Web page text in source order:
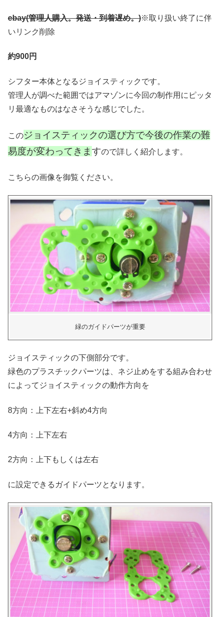
ebay(管理人購入。発送・到着遅め。)※取り扱い終了に伴
いリンク削除
約900円
シフター本体となるジョイスティックです。
管理人が調べた範囲ではアマゾンに今回の制作用にピッタ
リ最適なものはなさそうな感じでした。
このジョイスティックの選び方で今後の作業の難
易度が変わってきますので詳しく紹介します。
こちらの画像を御覧ください。
緑のガイドパーツが重要
ジョイスティックの下側部分です。
緑色のプラスチックパーツは、ネジ止めをする組み合わせ
によってジョイスティックの動作方向を
8方向：上下左右+斜め4方向
4方向：上下左右
2方向：上下もしくは左右
に設定できるガイドパーツとなります。